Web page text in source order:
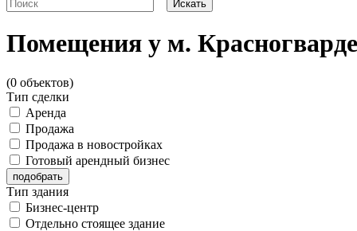
Помещения у м.
(0 объектов)
Тип сделки
Аренда
Продажа
Продажа в новостройках
Готовый арендный бизнес
Тип здания
Бизнес-центр
Отдельно стоящее здание